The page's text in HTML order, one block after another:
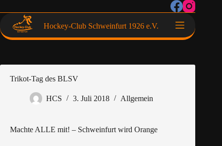
Hockey-Club Schweinfurt 1926 e.V.
Trikot-Tag des BLSV
HCS 3. Juli 2018 Allgemein
Machte ALLE mit! – Schweinfurt wird Orange